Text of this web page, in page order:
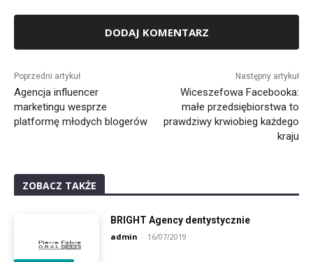
Poprzedni artykuł
Agencja influencer
marketingu wesprze
platformę młodych blogerów
Następny artykuł
Wiceszefowa Facebooka:
małe przedsiębiorstwa to
prawdziwy krwiobieg każdego
kraju
ZOBACZ TAKŻE
BRIGHT Agency dentystycznie
admin - 16/07/2019